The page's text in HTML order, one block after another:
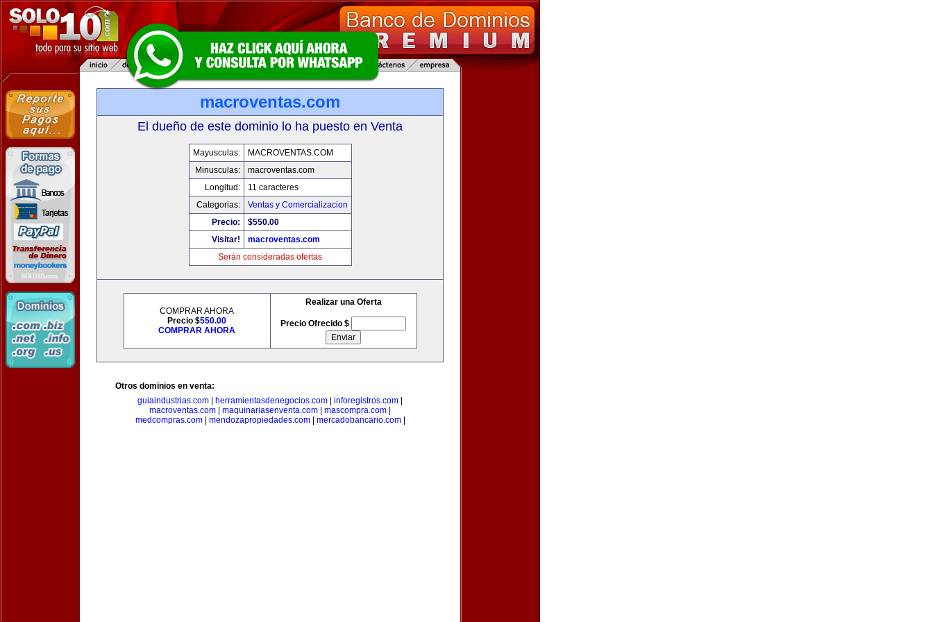
macroventas.com
El dueño de este dominio lo ha puesto en Venta
Mayusculas:
MACROVENTAS.COM
Minusculas:
macroventas.com
Longitud:
11 caracteres
Categorias:
Ventas y Comercializacion
Precio:
$550.00
Visitar!
macroventas.com
Serán consideradas ofertas
COMPRAR AHORA
Precio $550.00
COMPRAR AHORA
Realizar una Oferta
Precio Ofrecido $
Otros dominios en venta:
guiaindustrias.com
herramientasdenegocios.com inforegistros.com
macroventas.com
maquinariasenventa.com mascompra.com
medcompras.com| mendozapropiedades.com| mercadobancario.com|